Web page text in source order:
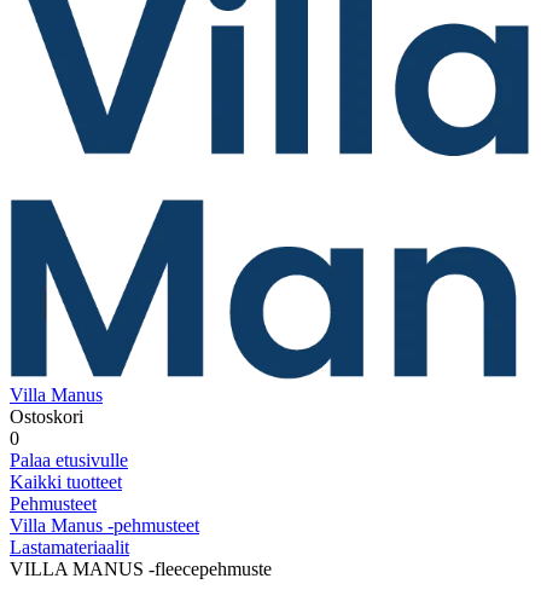
Villa Manus
Ostoskori
0
Palaa etusivulle
Kaikki tuotteet
Pehmusteet
Villa Manus -pehmusteet
Lastamateriaalit
VILLA MANUS -fleecepehmuste